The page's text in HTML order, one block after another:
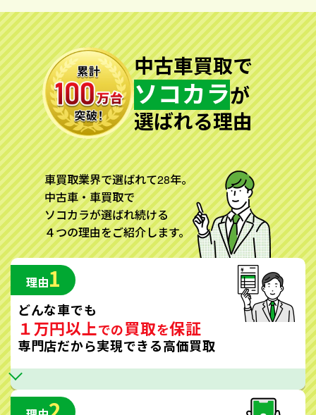
中古車買取で
ソコカラが
選ばれる理由
車買取業界で選ばれて28年。
中古車・車買取で
ソコカラが選ばれ続ける
４つの理由をご紹介します。
理由1
どんな車でも
１万円以上での買取を保証
専門店だから実現できる高価買取